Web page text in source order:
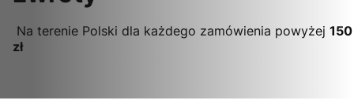
Na terenie Polski dla każdego zamówienia powyżej 150
zł